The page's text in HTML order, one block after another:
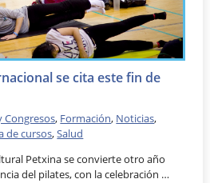
se cita este fin de
Congresos, Formación, Noticias,
de cursos,Salud
Petxina se convierte otro año
del pilates, con la celebración …